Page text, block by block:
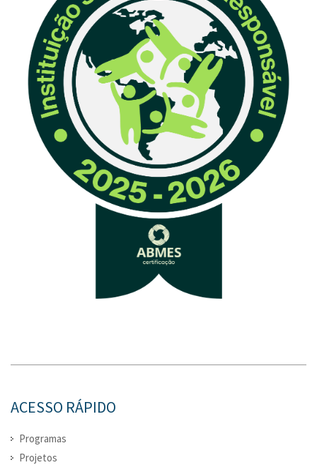
ACESSO RÁPIDO
Programas
Projetos